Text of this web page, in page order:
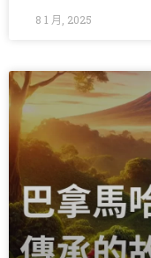
8 1 月, 2025